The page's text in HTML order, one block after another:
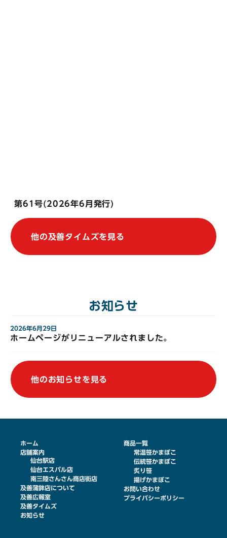
第61号(2026年6月発行)
他の及善タイムズを見る
お知らせ
2026年6月29日
ホームページがリニューアルされました。
他のお知らせを見る
ホーム
店舗案内
仙台駅店
仙台エスパル店
南三陸さんさん商店街店
及善蒲鉾店について
及善広報室
及善タイムズ
お知らせ
商品一覧
常温笹かまぼこ
伝統笹かまぼこ
炙り笹
揚げかまぼこ
お問い合わせ
プライバシーポリシー